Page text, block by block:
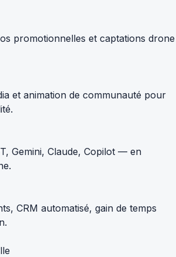
promotionnelles et captations drone
et animation de communauté pour
Gemini, Claude, Copilot — en
CRM automatisé, gain de temps